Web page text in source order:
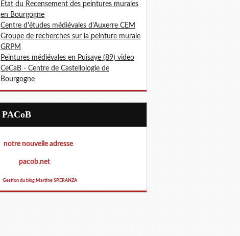
Etat du Recensement des peintures murales
en Bourgogne
Centre d'études médiévales d'Auxerre CEM
Groupe de recherches sur la peinture murale
GRPM
Peintures médiévales en Puisaye (89) video
CeCaB - Centre de Castellologie de
Bourgogne
PACoB
notre nouvelle adresse
pacob.net
Gestion du blog Martine SPERANZA